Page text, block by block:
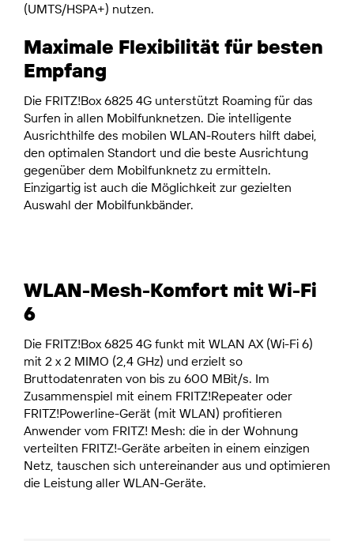
(UMTS/HSPA+) nutzen.
Maximale Flexibilität für besten
Empfang
Die FRITZ!Box 6825 4G unterstützt Roaming für das
Surfen in allen Mobilfunknetzen. Die intelligente
Ausrichthilfe des mobilen WLAN-Routers hilft dabei,
den optimalen Standort und die beste Ausrichtung
gegenüber dem Mobilfunknetz zu ermitteln.
Einzigartig ist auch die Möglichkeit zur gezielten
Auswahl der Mobilfunkbänder.
WLAN-Mesh-Komfort mit Wi-Fi
6
Die FRITZ!Box 6825 4G funkt mit WLAN AX (Wi-Fi 6)
mit 2 x 2 MIMO (2,4 GHz) und erzielt so
Bruttodatenraten von bis zu 600 MBit/s. Im
Zusammenspiel mit einem FRITZ!Repeater oder
FRITZ!Powerline-Gerät (mit WLAN) profitieren
Anwender vom FRITZ! Mesh: die in der Wohnung
verteilten FRITZ!-Geräte arbeiten in einem einzigen
Netz, tauschen sich untereinander aus und optimieren
die Leistung aller WLAN-Geräte.